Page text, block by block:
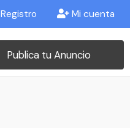
Registro Mi cuenta
Publica tu Anuncio